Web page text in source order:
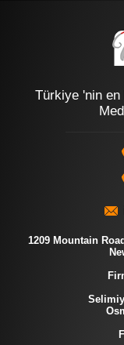
Türkiye 'nin en
1209 Mountain